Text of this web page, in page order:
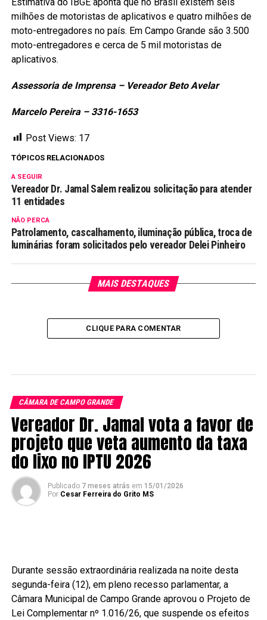
milhões de motoristas de aplicativos e quatro milhões de
moto-entregadores no país. Em Campo Grande são 3.500
moto-entregadores e cerca de 5 mil motoristas de
aplicativos.
Assessoria de Imprensa – Vereador Beto Avelar
Marcelo Pereira – 3316-1653
Post Views: 17
TÓPICOS RELACIONADOS
A SEGUIR
Vereador Dr. Jamal Salem realizou solicitação para atender
11 entidades
NÃO PERCA
Patrolamento, cascalhamento, iluminação pública, troca de
luminárias foram solicitados pelo vereador Delei Pinheiro
MAIS DESTAQUES
CLIQUE PARA COMENTAR
CÂMARA DE CAMPO GRANDE
Vereador Dr. Jamal vota a favor de
projeto que veta aumento da taxa
do lixo no IPTU 2026
Publicado 7 meses atrás em 15/01/2026
Por Cesar Ferreira do Grito MS
Durante sessão extraordinária realizada na noite desta
segunda-feira (12), em pleno recesso parlamentar, a
Câmara Municipal de Campo Grande aprovou o Projeto de
Lei Complementar nº 1.016/26, que suspende os efeitos